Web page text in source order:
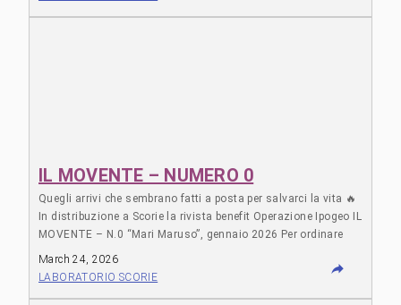
IL MOVENTE – NUMERO 0
Quegli arrivi che sembrano fatti a posta per salvarci la vita 🔥
In distribuzione a Scorie la rivista benefit Operazione Ipogeo IL
MOVENTE – N.0 “Mari Maruso”, gennaio 2026 Per ordinare
copie: ilmoventerivista@bruttocarattere.org Si trova in PDF
anche sull’archivio digitale di @robinbookgang
March 24, 2026
LABORATORIO SCORIE